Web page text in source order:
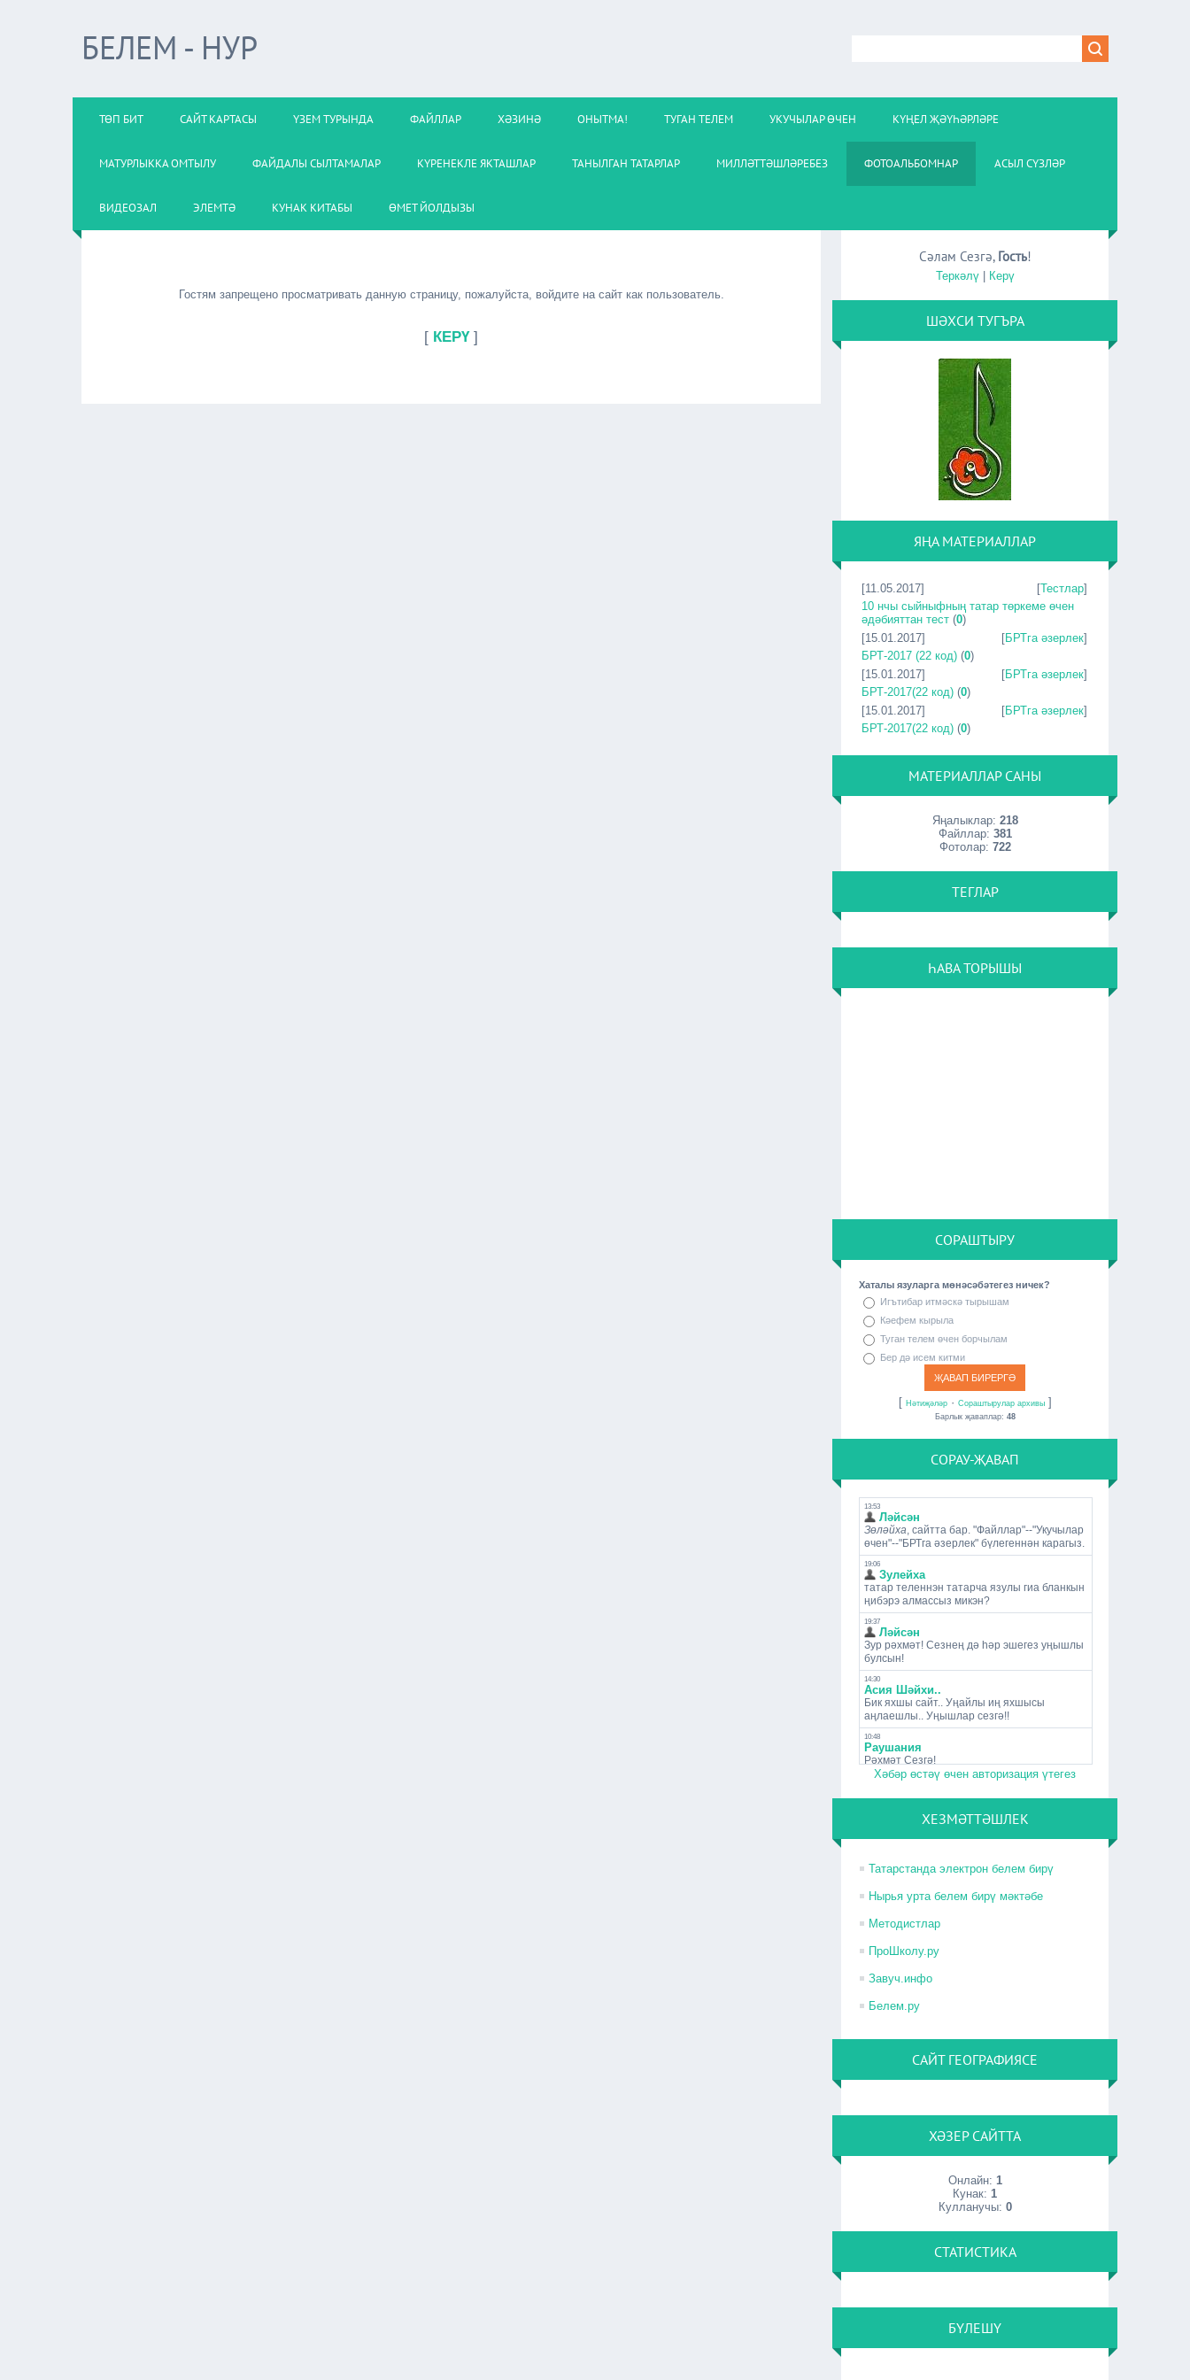
БЕЛЕМ - НУР
ТӨП БИТ САЙТ КАРТАСЫ ҮЗЕМ ТУРЫНДА ФАЙЛЛАР ХӘЗИНӘ ОНЫТМА! ТУГАН ТЕЛЕМ УКУЧЫЛАР ӨЧЕН КҮҢЕЛ ҖӘҮҺӘРЛӘРЕ
МАТУРЛЫККА ОМТЫЛУ ФАЙДАЛЫ СЫЛТАМАЛАР КҮРЕНЕКЛЕ ЯКТАШЛАР ТАНЫЛГАН ТАТАРЛАР МИЛЛӘТТӘШЛӘРЕБЕЗ ФОТОАЛЬБОМНАР АСЫЛ СҮЗЛӘР
ВИДЕОЗАЛ ЭЛЕМТӘ КУНАК КИТАБЫ ӨМЕТ ЙОЛДЫЗЫ
Гостям запрещено просматривать данную страницу, пожалуйста, войдите на сайт как пользователь.
[ КЕРҮ]
Сәлам Сезгә, Гость!
Теркәлү| Керү
ШӘХСИ ТУГЪРА
ЯҢА МАТЕРИАЛЛАР
[11.05.2017] [Тестлар]
10 нчы сыйныфның татар төркеме өчен
әдәбияттан тест (0)
[15.01.2017]
[БРТга әзерлек]
БРТ-2017 (22 код) (0)
[15.01.2017]
[БРТга әзерлек]
БРТ-2017(22 код) (0)
[15.01.2017]
[БРТга әзерлек]
БРТ-2017(22 код) (0)
МАТЕРИАЛЛАР САНЫ
Яңалыклар: 218
Файллар: 381
Фотолар: 722
ТЕГЛАР
ҺАВА ТОРЫШЫ
СОРАШТЫРУ
Хаталы язуларга мөнәсәбәтегез ничек?
Игътибар итмәскә тырышам
Кәефем кырыла
Туган телем өчен борчылам
Бер дә исем китми
[ Нәтиҗәләр· Сораштырулар архивы]
Барлык җаваплар: 48
СОРАУ-ҖАВАП
Хәбәр өстәү өчен авторизация үтегез
ХЕЗМӘТТӘШЛЕК
Татарстанда электрон белем бирү
Нырья урта белем бирү мәктәбе
Методистлар
ПроШколу.ру
Завуч.инфо
Белем.ру
САЙТ ГЕОГРАФИЯСЕ
ХӘЗЕР САЙТТА
Онлайн: 1
Кунак:1
Кулланучы: 0
СТАТИСТИКА
БҮЛЕШҮ